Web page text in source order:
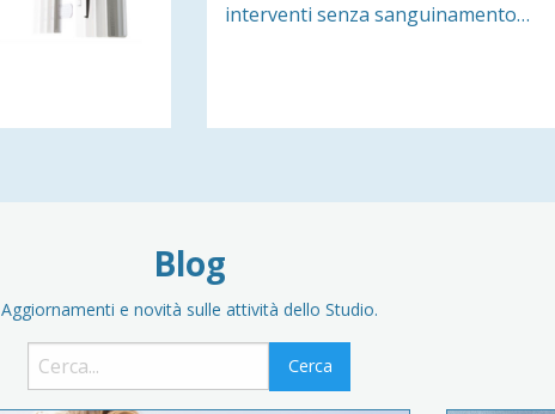
interventi senza sanguinamento…
Blog
Aggiornamenti e novità sulle attività dello Studio.